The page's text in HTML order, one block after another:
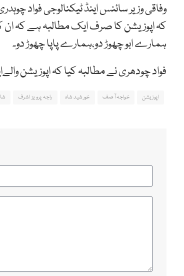
وفاقی وزیر سائنس اینڈ ٹیکنالوجی فواد
کہ اپوزیشن کا صرف ایک مطالبہ ہے کہ ان
ہمارے ابو چھوڑ دو،ہمارے پاپا چھوڑ دو۔
فواد چودھری نے مطالبہ کیا کہ اپوزیشن
اپوزیشن خواجہ آصف خورشید شاہ راجہ پرویز اشرف